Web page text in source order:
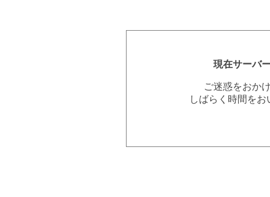
現在サーバ
ご迷惑をおか
しばらく時間を